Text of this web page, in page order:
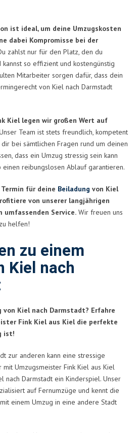
ist ideal, um deine Umzugskosten
dabei Kompromisse bei der
zahlst nur für den Platz, den du
kannst so effizient und kostengünstig
Mitarbeiter sorgen dafür, dass dein
von Kiel nach Darmstadt
Kiel legen wir großen Wert auf
Team ist stets freundlich, kompetent
bei sämtlichen Fragen rund um deinen
dass ein Umzug stressig sein kann
reibungslosen Ablauf garantieren.
für deine Beiladung von Kiel
von unserer langjährigen
umfassenden Service. Wir freuen uns
helfen!
zu einem
Kiel nach
von Kiel nach Darmstadt? Erfahre
Fink Kiel aus Kiel die perfekte
ist!
zur anderen kann eine stressige
Umzugsmeister Fink Kiel aus Kiel
nach Darmstadt ein Kinderspiel. Unser
auf Fernumzüge und kennt die
einem Umzug in eine andere Stadt